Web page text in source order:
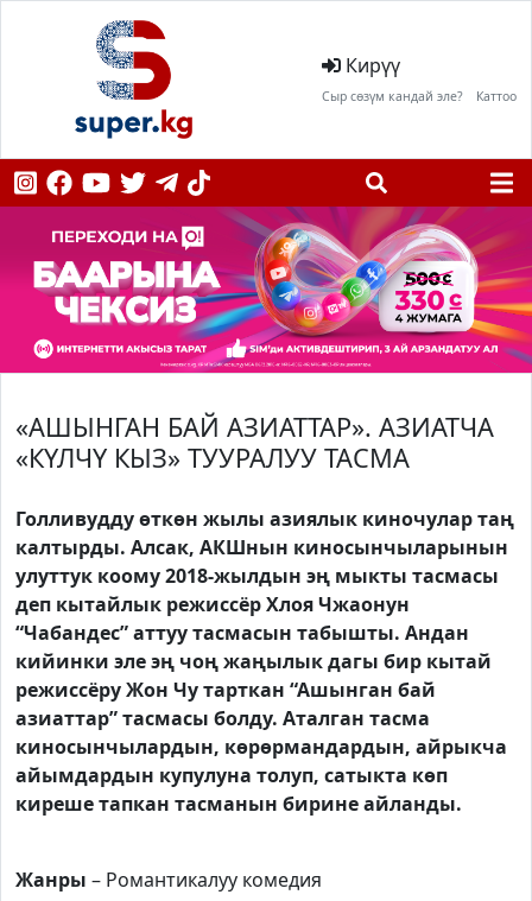
Кирүү
Сыр сөзүм кандай эле? Каттоо
«АШЫНГАН БАЙ АЗИАТТАР». АЗИАТЧА
«КҮЛЧҮ КЫЗ» ТУУРАЛУУ ТАСМА
Голливудду өткөн жылы азиялык киночулар таң
калтырды. Алсак, АКШнын киносынчыларынын
улуттук коому 2018-жылдын эң мыкты тасмасы
деп кытайлык режиссёр Хлоя Чжаонун
“Чабандес” аттуу тасмасын табышты. Андан
кийинки эле эң чоң жаңылык дагы бир кытай
режиссёру Жон Чу тарткан “Ашынган бай
азиаттар” тасмасы болду. Аталган тасма
киносынчылардын, көрөрмандардын, айрыкча
айымдардын купулуна толуп, сатыкта көп
киреше тапкан тасманын бирине айланды.
Жанры – Романтикалуу комедия